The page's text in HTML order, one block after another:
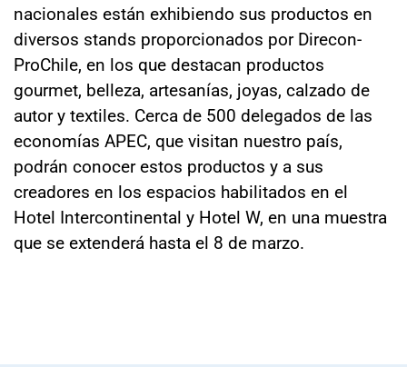
nacionales están exhibiendo sus productos en
diversos stands proporcionados por Direcon-
ProChile, en los que destacan productos
gourmet, belleza, artesanías, joyas, calzado de
autor y textiles. Cerca de 500 delegados de las
economías APEC, que visitan nuestro país,
podrán conocer estos productos y a sus
creadores en los espacios habilitados en el
Hotel Intercontinental y Hotel W, en una muestra
que se extenderá hasta el 8 de marzo.